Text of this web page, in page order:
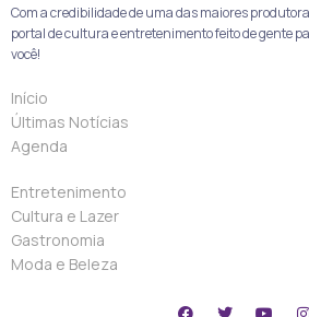
Com a credibilidade de uma das maiores
portal de cultura e entretenimento feito de gente
você!
Início
Últimas Notícias
Agenda
Entretenimento
Cultura e Lazer
Gastronomia
Moda e Beleza